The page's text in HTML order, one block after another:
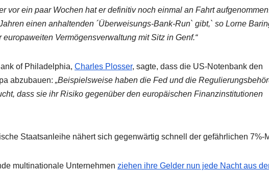
vor ein paar Wochen hat er definitiv noch einmal an Fahrt
einen anhaltenden ´Überweisungs-Bank-Run` gibt,` so Lorne
Vermögensverwaltung mit Sitz in Genf.“
of Philadelphia, Charles Plosser, sagte, dass die US-Notenbank den
abzubauen: „Beispielsweise haben die Fed und die
dass sie ihr Risiko gegenüber den europäischen Finanzinstitutionen
Staatsanleihe nähert sich gegenwärtig schnell der gefährlichen 7%-
multinationale Unternehmen ziehen ihre Gelder nun jede Nacht aus